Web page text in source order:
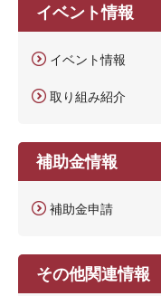
イベント情報
イベント情報
取り組み紹介
補助金情報
補助金申請
その他関連情報